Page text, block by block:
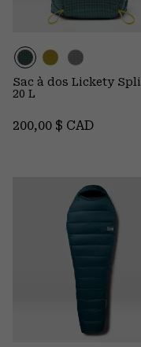
Sac à dos Lickety
20 L
Regular price:
200,00 $ CAD